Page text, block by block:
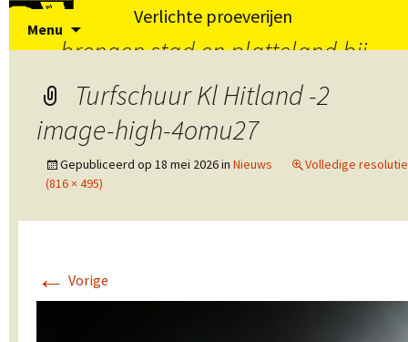
Verlichte proeverijen
brengen stad en platteland bij
elkaar
Menu
Turfschuur Kl Hitland -2
image-high-4omu27
Gepubliceerd op 18 mei 2026in Nieuws
Volledige resolutie
(816 × 495)
← Vorige